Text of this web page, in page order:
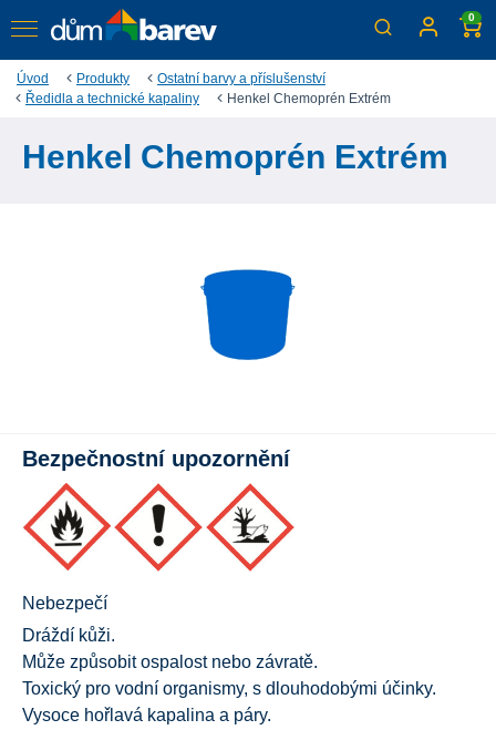
0
Úvod Produkty
Ostatní barvy a příslušenství
Ředidla a technické kapaliny
Henkel Chemoprén Extrém
Henkel Chemoprén Extrém
Bezpečnostní upozornění
Nebezpečí
Dráždí kůži.
Může způsobit ospalost nebo závratě.
Toxický pro vodní organismy, s dlouhodobými účinky.
Vysoce hořlavá kapalina a páry.